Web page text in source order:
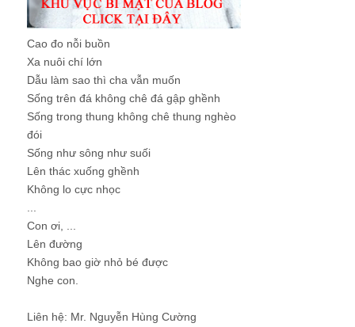
Cao đo nỗi buồn
Xa nuôi chí lớn
Dẫu làm sao thì cha vẫn muốn
Sống trên đá không chê đá gập ghềnh
Sống trong thung không chê thung nghèo
đói
Sống như sông như suối
Lên thác xuống ghềnh
Không lo cực nhọc
Con ơi, ...
Lên đường
Không bao giờ nhỏ bé được
Nghe con.
Liên hệ: Mr. Nguyễn Hùng Cường